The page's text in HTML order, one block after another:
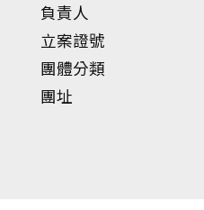
負責人
立案證號
團體分類
團址